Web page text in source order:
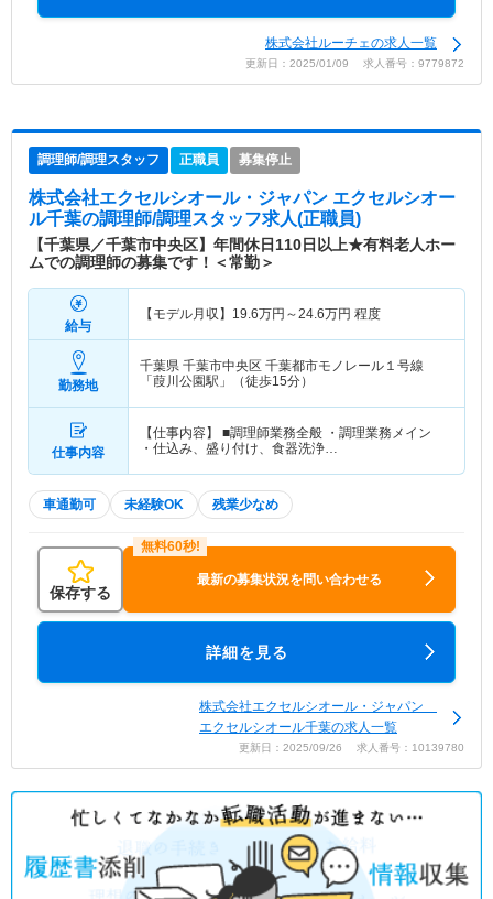
株式会社ルーチェの求人一覧
更新日：2025/01/09 求人番号：9779872
調理師/調理スタッフ 正職員 募集停止
株式会社エクセルシオール・ジャパン エクセルシオー
ル千葉の調理師/調理スタッフ求人(正職員)
【千葉県／千葉市中央区】年間休日110日以上★有料老人ホー
ムでの調理師の募集です！＜常勤＞
給与
【モデル月収】 19.6万円～24.6万円 程度
勤務地
千葉県 千葉市中央区 千葉都市モノレール１号線
「葭川公園駅」（徒歩15分）
仕事内容
【仕事内容】 ■調理師業務全般 ・調理業務メイン
・仕込み、盛り付け、食器洗浄…
車通勤可 未経験OK 残業少なめ
保存する
最新の募集状況を問い合わせる
詳細を見る
株式会社エクセルシオール・ジャパン
エクセルシオール千葉の求人一覧
更新日：2025/09/26 求人番号：10139780